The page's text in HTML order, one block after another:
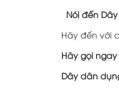
Nói đến
Hãy đến với
Hãy gọi
Dây dân